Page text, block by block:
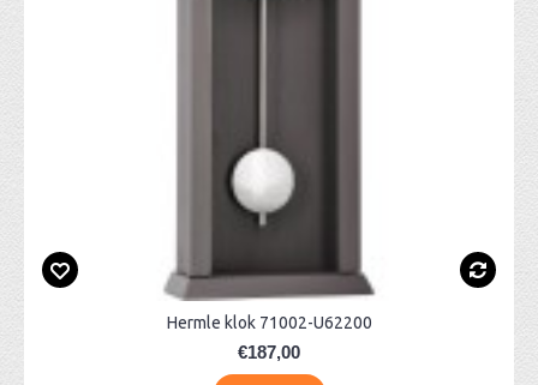
Hermle klok 71002-U62200
€187,00